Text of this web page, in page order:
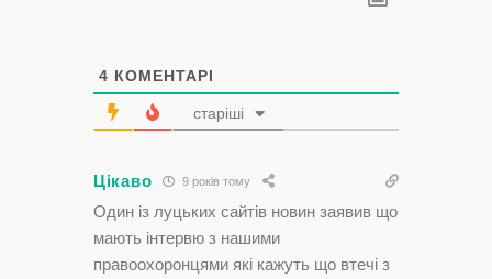
4 КОМЕНТАРІ
старіші
Цікаво 9 років тому
Один із луцьких сайтів новин заявив що
мають інтервю з нашими
правоохоронцями які кажуть що втечі з